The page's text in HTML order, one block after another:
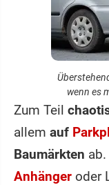
wenn es
Zum Teil
allem auf
Baumärkten
Anhänger oder